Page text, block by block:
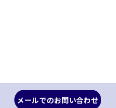
メールでのお問い合わせ